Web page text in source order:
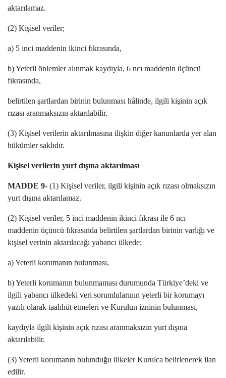
aktarılamaz.
(2) Kişisel veriler;
a) 5 inci maddenin ikinci fıkrasında,
b) Yeterli önlemler alınmak kaydıyla, 6 ncı maddenin üçüncü
fıkrasında,
belirtilen şartlardan birinin bulunması hâlinde, ilgili kişinin açık
rızası aranmaksızın aktarılabilir.
(3) Kişisel verilerin aktarılmasına ilişkin diğer kanunlarda yer alan
hükümler saklıdır.
Kişisel verilerin yurt dışına aktarılması
MADDE 9- (1) Kişisel veriler, ilgili kişinin açık rızası olmaksızın
yurt dışına aktarılamaz.
(2) Kişisel veriler, 5 inci maddenin ikinci fıkrası ile 6 ncı
maddenin üçüncü fıkrasında belirtilen şartlardan birinin varlığı ve
kişisel verinin aktarılacağı yabancı ülkede;
a) Yeterli korumanın bulunması,
b) Yeterli korumanın bulunmaması durumunda Türkiye’deki ve
ilgili yabancı ülkedeki veri sorumlularının yeterli bir korumayı
yazılı olarak taahhüt etmeleri ve Kurulun izninin bulunması,
kaydıyla ilgili kişinin açık rızası aranmaksızın yurt dışına
aktarılabilir.
(3) Yeterli korumanın bulunduğu ülkeler Kurulca belirlenerek ilan
edilir.